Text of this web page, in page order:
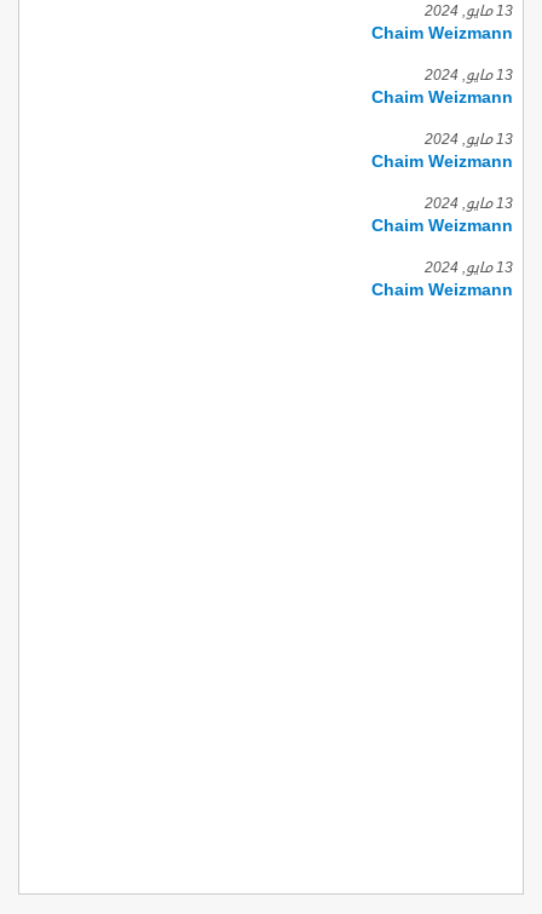
13 مايو, 2024
Chaim Weizmann
13 مايو, 2024
Chaim Weizmann
13 مايو, 2024
Chaim Weizmann
13 مايو, 2024
Chaim Weizmann
13 مايو, 2024
Chaim Weizmann